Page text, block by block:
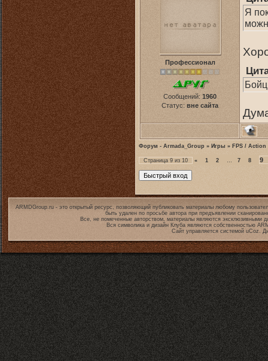
Профессионал
Сообщений: 1960
Статус: вне сайта
Я
Форум - Armada_Group » Игры » FPS / Action
Страница 9 из 10 « 1 2 … 7 8 9
ARMDGroup.ru - это открытый ресурс, позволяющий публиковать материалы любому
быть удален по просьбе автора при предъявлении
Все, не помеченные авторством, материалы являются эксклюзивными
Вся символика и дизайн Клуба являются собственностью
Сайт управляется системой uCoz.